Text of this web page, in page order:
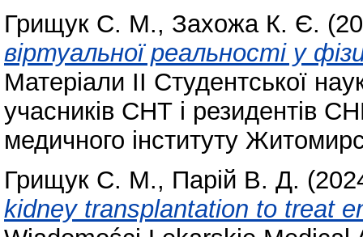
Грищук С. М., Захожа К. Є.
віртуальної реальності у
Матеріали ІІ Студентської
учасників СНТ і резидентів
медичного інституту
Грищук С. М., Парій В. Д.
kidney transplantation to treat